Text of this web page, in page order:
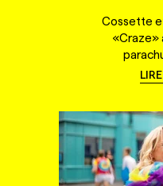
Cossette
«Craze»